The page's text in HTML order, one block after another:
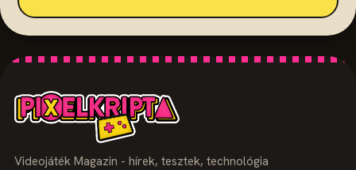
Videojáték Magazin - hírek, tesztek, technológia